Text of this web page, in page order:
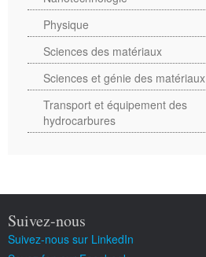
Physique
Sciences des matériaux
Sciences et génie des matériaux
Transport et équipement des
hydrocarbures
Suivez-nous
Suivez-nous sur LinkedIn